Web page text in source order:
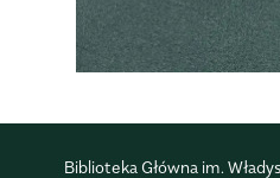
Biblioteka Główna im.